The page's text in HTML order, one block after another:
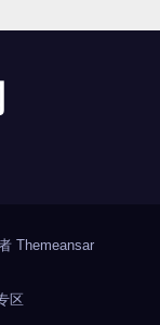
Themeansar
区